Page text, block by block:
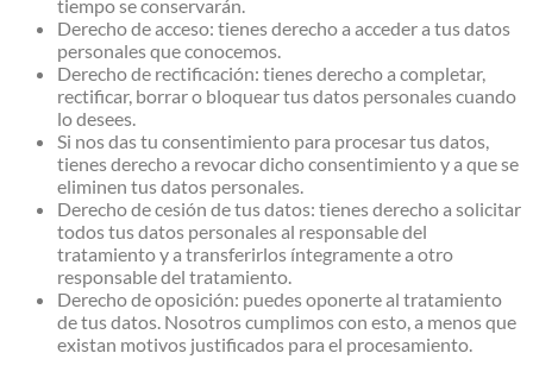
tiempo se conservarán.
Derecho de acceso: tienes derecho a acceder a tus datos
personales que conocemos.
Derecho de rectificación: tienes derecho a completar,
rectificar, borrar o bloquear tus datos personales cuando
lo desees.
Si nos das tu consentimiento para procesar tus datos,
tienes derecho a revocar dicho consentimiento y a que se
eliminen tus datos personales.
Derecho de cesión de tus datos: tienes derecho a solicitar
todos tus datos personales al responsable del
tratamiento y a transferirlos íntegramente a otro
responsable del tratamiento.
Derecho de oposición: puedes oponerte al tratamiento
de tus datos. Nosotros cumplimos con esto, a menos que
existan motivos justificados para el procesamiento.